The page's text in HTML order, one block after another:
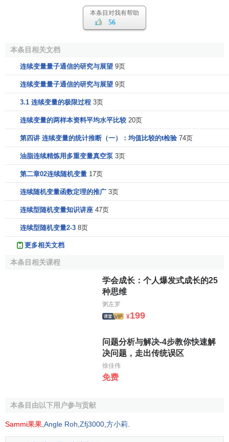
本条目对我有帮助
56
本条目相关文档
连续变量量子通信的研究与展望 9页
连续变量量子通信的研究与展望 9页
3.1 连续变量的极限过程 3页
连续变量的两样本资料平均水平比较 20页
第四讲 连续变量的统计推断（一）：均值比较的t检验 74页
油脂连续精炼用多重变量真空泵 3页
第二章02连续随机变量 17页
连续随机变量函数定理的推广 3页
连续型随机变量知识讲座 47页
连续型随机变量2-3 8页
更多相关文档
本条目相关课程
学会成长：个人爆发式成长的25
种思维
粥左罗
¥199
问题分析与解决-4步教你快速解
决问题，走出传统误区
徐佳伟
免费
本条目由以下用户参与贡献
Sammi果果 Angle Roh Zfj3000 方小莉